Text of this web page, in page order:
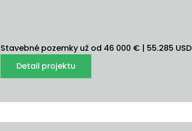
Stavebné pozemky už od 46 000 € | 55.285 USD
Detail projektu